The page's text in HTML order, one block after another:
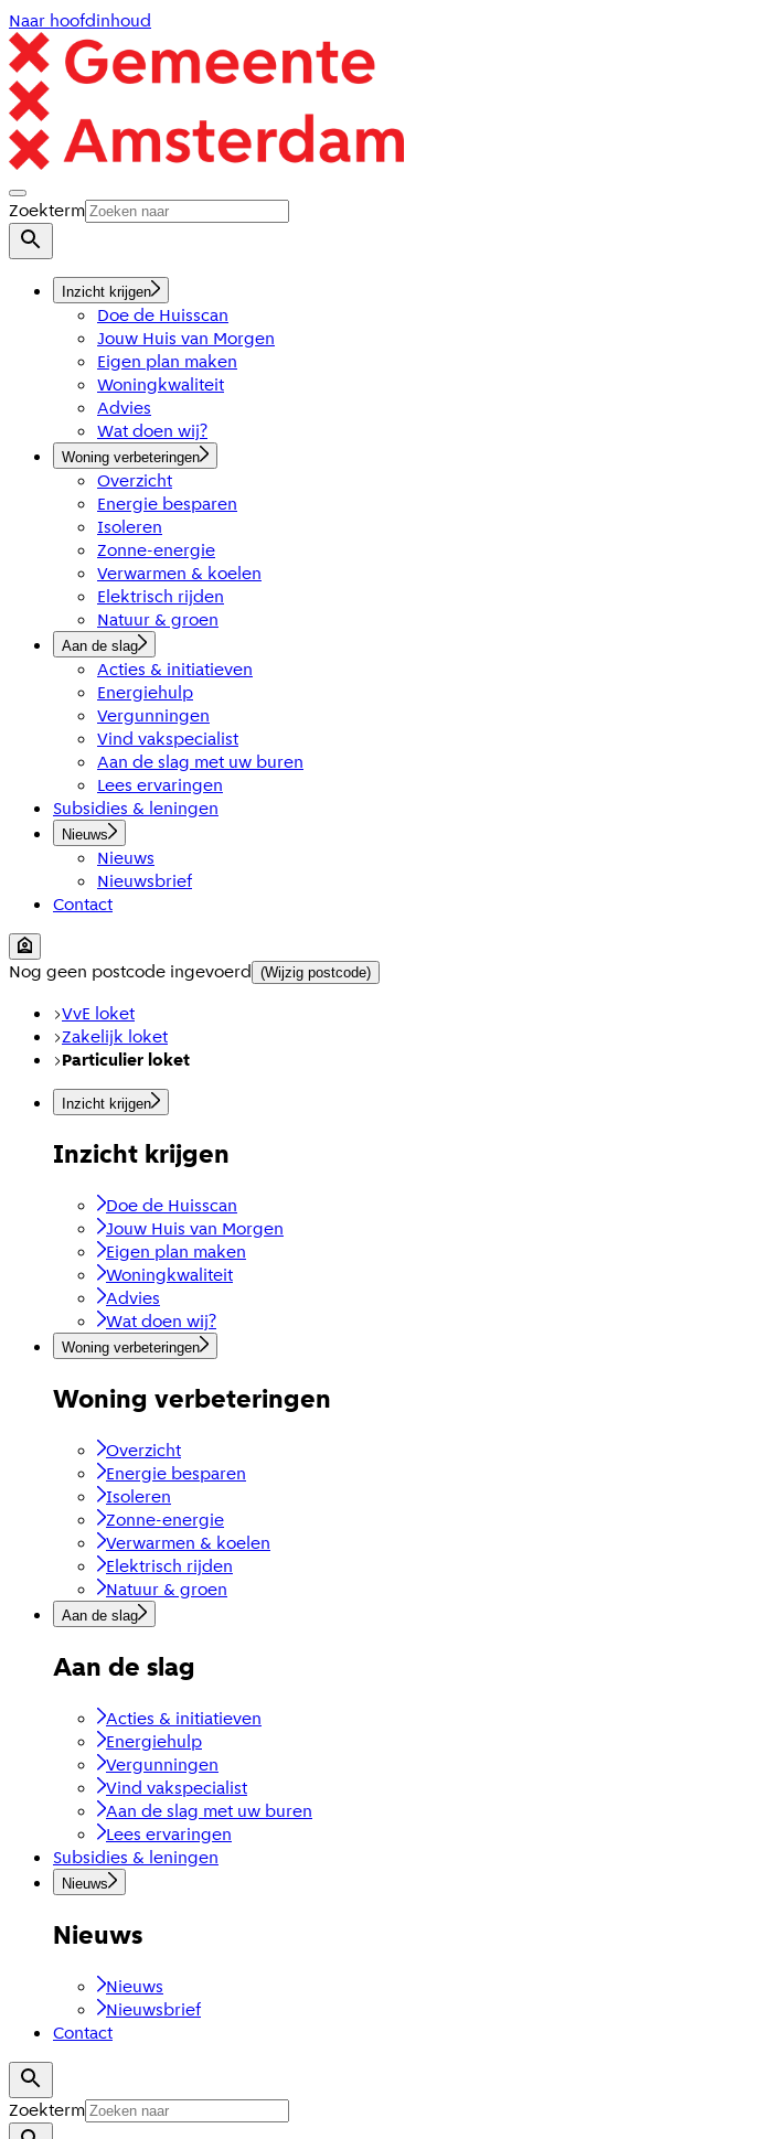
Naar hoofdinhoud
Zoekterm
Inzicht krijgen
Doe de Huisscan
Jouw Huis van Morgen
Eigen plan maken
Woningkwaliteit
Advies
Wat doen wij?
Woning verbeteringen
Overzicht
Energie besparen
Isoleren
Zonne-energie
Verwarmen & koelen
Elektrisch rijden
Natuur & groen
Aan de slag
Acties & initiatieven
Energiehulp
Vergunningen
Vind vakspecialist
Aan de slag met uw buren
Lees ervaringen
Subsidies & leningen
Nieuws
Nieuws
Nieuwsbrief
Contact
Nog geen postcode ingevoerd (Wijzig postcode)
VvE loket
Zakelijk loket
Particulier loket
Inzicht krijgen
Inzicht krijgen
Doe de Huisscan
Jouw Huis van Morgen
Eigen plan maken
Woningkwaliteit
Advies
Wat doen wij?
Woning verbeteringen
Woning verbeteringen
Overzicht
Energie besparen
Isoleren
Zonne-energie
Verwarmen & koelen
Elektrisch rijden
Natuur & groen
Aan de slag
Aan de slag
Acties & initiatieven
Energiehulp
Vergunningen
Vind vakspecialist
Aan de slag met uw buren
Lees ervaringen
Subsidies & leningen
Nieuws
Nieuws
Nieuws
Nieuwsbrief
Contact
Zoekterm